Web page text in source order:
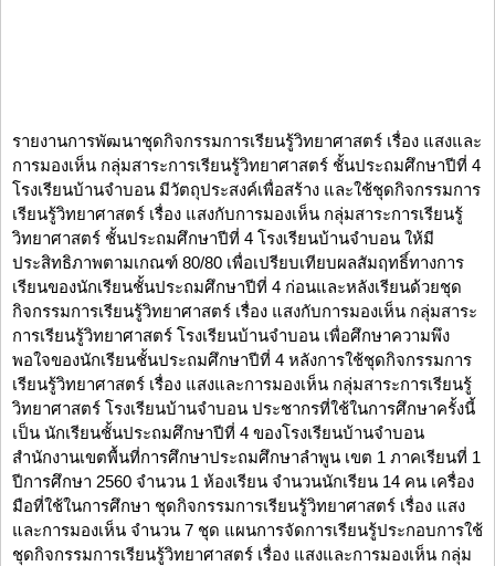
รายงานการพัฒนาชุดกิจกรรมการเรียนรู้วิทยาศาสตร์ เรื่อง แสงและ
การมองเห็น กลุ่มสาระการเรียนรู้วิทยาศาสตร์ ชั้นประถมศึกษาปีที่ 4
โรงเรียนบ้านจำบอน มีวัตถุประสงค์เพื่อสร้าง และใช้ชุดกิจกรรมการ
เรียนรู้วิทยาศาสตร์ เรื่อง แสงกับการมองเห็น กลุ่มสาระการเรียนรู้
วิทยาศาสตร์ ชั้นประถมศึกษาปีที่ 4 โรงเรียนบ้านจำบอน ให้มี
ประสิทธิภาพตามเกณฑ์ 80/80 เพื่อเปรียบเทียบผลสัมฤทธิ์ทางการ
เรียนของนักเรียนชั้นประถมศึกษาปีที่ 4 ก่อนและหลังเรียนด้วยชุด
กิจกรรมการเรียนรู้วิทยาศาสตร์ เรื่อง แสงกับการมองเห็น กลุ่มสาระ
การเรียนรู้วิทยาศาสตร์ โรงเรียนบ้านจำบอน เพื่อศึกษาความพึง
พอใจของนักเรียนชั้นประถมศึกษาปีที่ 4 หลังการใช้ชุดกิจกรรมการ
เรียนรู้วิทยาศาสตร์ เรื่อง แสงและการมองเห็น กลุ่มสาระการเรียนรู้
วิทยาศาสตร์ โรงเรียนบ้านจำบอน ประชากรที่ใช้ในการศึกษาครั้งนี้
เป็น นักเรียนชั้นประถมศึกษาปีที่ 4 ของโรงเรียนบ้านจำบอน
สำนักงานเขตพื้นที่การศึกษาประถมศึกษาลำพูน เขต 1 ภาคเรียนที่ 1
ปีการศึกษา 2560 จำนวน 1 ห้องเรียน จำนวนนักเรียน 14 คน เครื่อง
มือที่ใช้ในการศึกษา ชุดกิจกรรมการเรียนรู้วิทยาศาสตร์ เรื่อง แสง
และการมองเห็น จำนวน 7 ชุด แผนการจัดการเรียนรู้ประกอบการใช้
ชุดกิจกรรมการเรียนรู้วิทยาศาสตร์ เรื่อง แสงและการมองเห็น กลุ่ม